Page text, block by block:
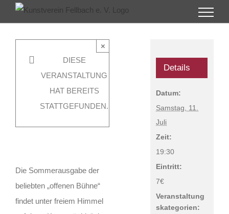
Inhalt
springen
DIESE
VERANSTALTUNG
HAT BEREITS
STATTGEFUNDEN.
×
„Open Air“
offene Bühne
–
Kunststückle
Samstag, 11.
Juli @ 19:30
Die Sommerausgabe der
beliebten „offenen Bühne“
findet unter freiem Himmel
Details
Datum:
Samstag, 11.
Juli
Zeit:
19:30
Eintritt:
7€
Veranstaltung
skategorien: